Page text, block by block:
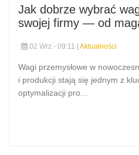
Jak dobrze wybrać
swojej firmy — od
02 Wrz - 09:11 | Aktualności
Wagi przemysłowe w
i produkcji stają się jednym z
optymalizacji pro...